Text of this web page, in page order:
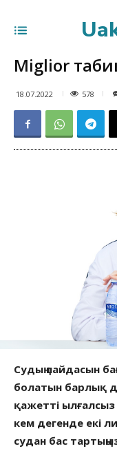
Miglior
18.07.2022 578
Судың пайдасын
болатын барлық
қажетті ылғалсыз
кем дегенде екі
судан бас